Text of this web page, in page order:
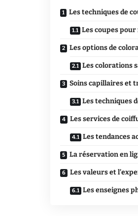
Les techniques de
Les coupes
Les options de
Les colorations
Soins capillaires et
Les techniques
Les services de
Les tendances
La réservation en
Les valeurs et
Les enseignes